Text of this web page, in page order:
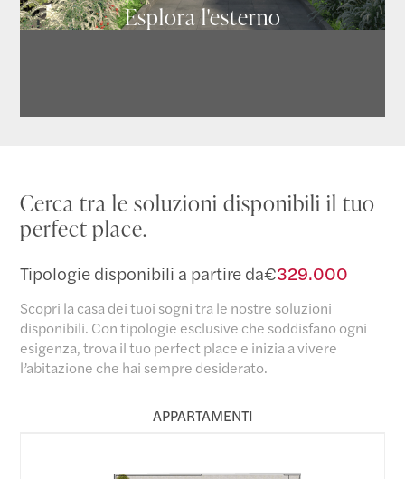
Esplora l'esterno
Cerca tra le soluzioni disponibili il tuo
perfect place.
Tipologie disponibili a partire da€329.000
Scopri la casa dei tuoi sogni tra le nostre soluzioni
disponibili. Con tipologie esclusive che soddisfano ogni
esigenza, trova il tuo perfect place e inizia a vivere
l’abitazione che hai sempre desiderato.
APPARTAMENTI